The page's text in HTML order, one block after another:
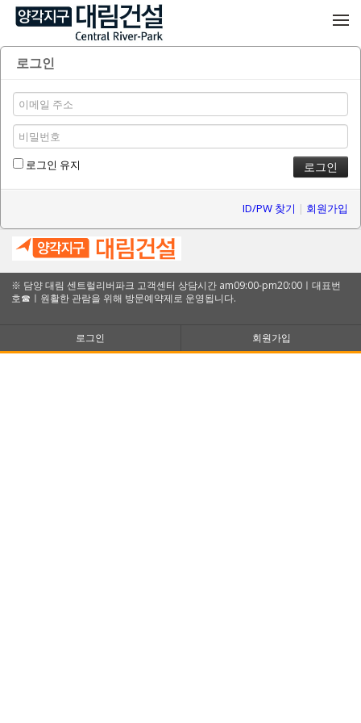
메뉴 건너뛰기
로그인
로그인 유지
ID/PW 찾기 | 회원가입
※ 담양 대림 센트럴리버파크 고객센터 상담시간 am09:00-pm20:00ㅣ대표번
호☎ㅣ원활한 관람을 위해 방문예약제로 운영됩니다.
로그인 회원가입